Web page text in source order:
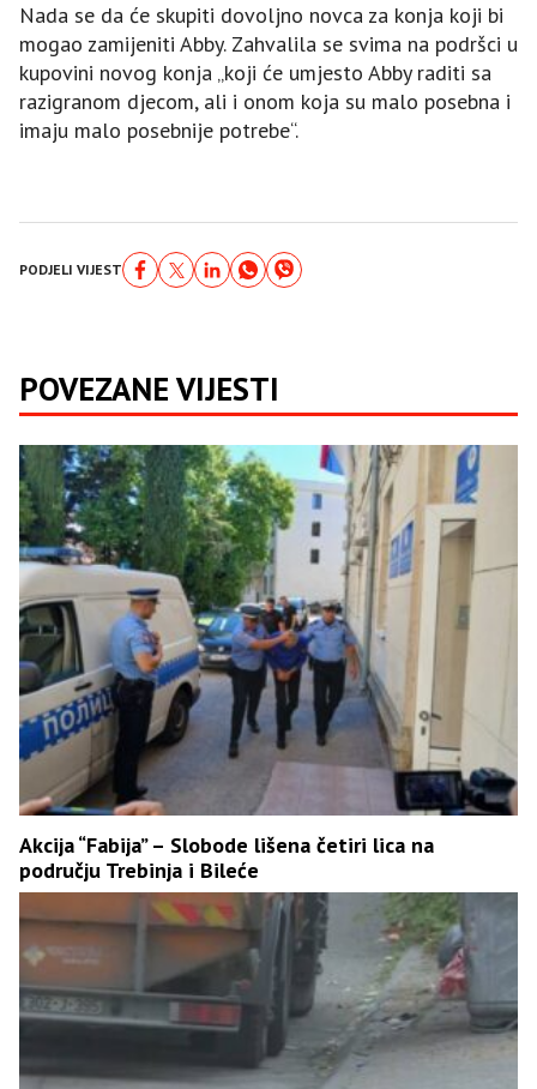
Nada se da će skupiti dovoljno novca za konja koji bi
mogao zamijeniti Abby. Zahvalila se svima na podršci u
kupovini novog konja „koji će umjesto Abby raditi sa
razigranom djecom, ali i onom koja su malo posebna i
imaju malo posebnije potrebe“.
PODJELI VIJEST
POVEZANE VIJESTI
Akcija “Fabija” – Slobode lišena četiri lica na
području Trebinja i Bileće